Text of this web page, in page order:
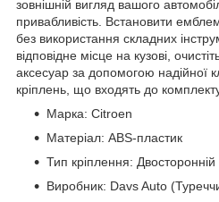
зовнішній вигляд вашого
привабливість. Встановити
без використання складних
відповідне місце на кузові,
аксесуар за допомогою надійної
кріплень, що входять до
Марка: Citroen
Матеріал: ABS-пластик
Тип кріплення: Двосторонній
Виробник: Davs Auto